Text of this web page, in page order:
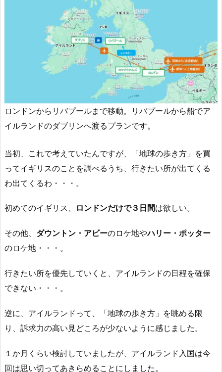
ロンドンからリバプールまで移動。リバプールから船でア
イルランドのダブリンへ渡るプランです。
当初、これで考えていたんですが、「地球の歩き方」を買
ってイギリスのことを調べるうち、行きたい所が出てくる
わ出てくるわ・・・。
初めてのイギリス、 ロンドンだけで３日間は欲しい。
その他、 ダウントン・アビーのロケ地やハリー・ポッター
のロケ地・・・。
行きたい所を優先していくと、アイルランドの日程を確保
できない・・・。
逆に、アイルランドって、「地球の歩き方」を眺める限
り、訴求力の高い見どころが少ないように感じました。
１か月くらい検討していましたが、アイルランド入国は今
回は思い切ってあきらめることにしました。